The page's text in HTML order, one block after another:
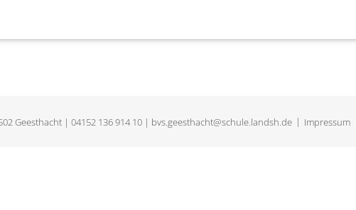
Geesthacht | 04152 136 914 10 | bvs.geesthacht@schule.landsh.de Impressum